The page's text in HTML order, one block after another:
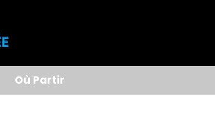
Où Partir